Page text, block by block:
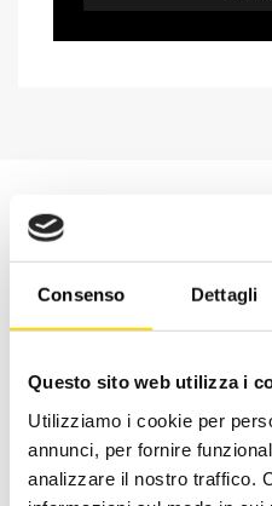
Consenso Dettagli
Questo sito web utilizza i
Utilizziamo i cookie per
annunci, per fornire
analizzare il nostro traffico.